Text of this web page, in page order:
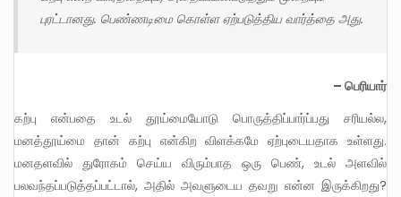
புரட்டானது. பெண்ணடிமை கொள்ள ஏற்படுத்திய வார்த்தை அது.
– பெரியார்
கற்பு என்பதை உடல் தூய்மையோடு பொருத்திப்பார்ப்பது சரியல்ல,
மனத்தூய்மை தான் கற்பு என்கிற விளக்கமே ஏற்புடையதாக உள்ளது.
மனதளவில் துரோகம் செய்ய விரும்பாத ஒரு பெண், உடல் அளவில்
பலவந்தப்படுத்தப்பட்டால், அதில் அவளுடைய தவறு என்ன இருக்கிறது?